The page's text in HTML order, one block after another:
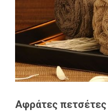
Αφράτες πετσέτες